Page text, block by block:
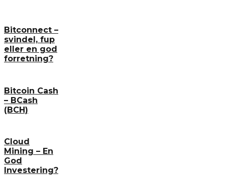
Bitconnect –
svindel, fup
eller en god
forretning?
Bitcoin Cash
– BCash
(BCH)
Cloud
Mining – En
God
Investering?